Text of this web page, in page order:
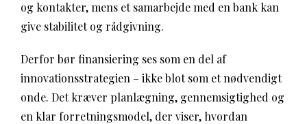
og kontakter, mens et samarbejde med en bank kan
give stabilitet og rådgivning.
Derfor bør finansiering ses som en del af
innovationsstrategien – ikke blot som et nødvendigt
onde. Det kræver planlægning, gennemsigtighed og
en klar forretningsmodel, der viser, hvordan